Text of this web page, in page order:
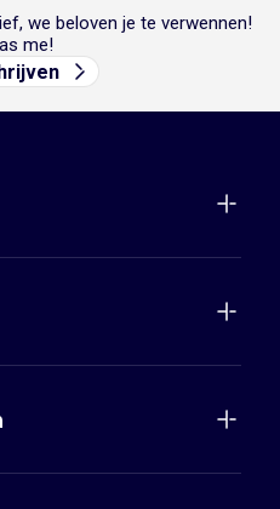
we beloven je te verwennen!
me!